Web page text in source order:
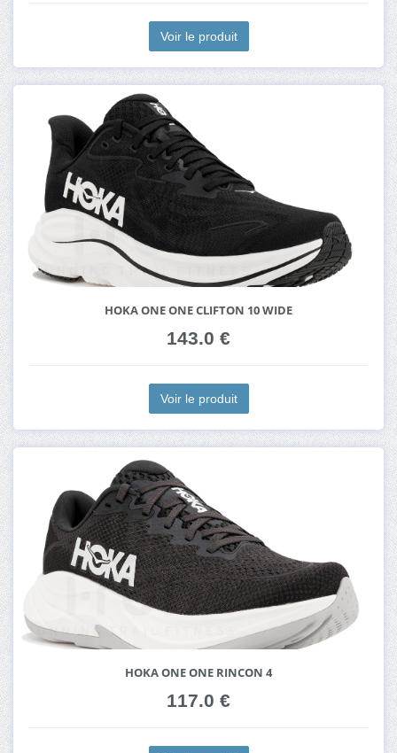
Voir le produit
HOKA ONE ONE CLIFTON 10 WIDE
143.0 €
Voir le produit
HOKA ONE ONE RINCON 4
117.0 €